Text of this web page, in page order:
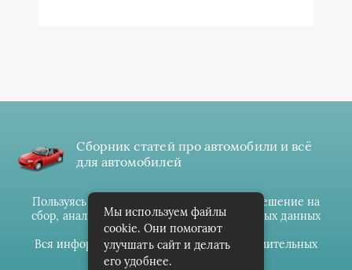
Сборник статей про автомобили и всё
для автомобилей
Пользуясь данным ресурсом вы даёте разрешение на
сбор, анализ и хранение своих персональных данных
согласноПравилам
Вся информация предоставлена в ознакомительных
целях.
Мы используем файлы
cookie. Они помогают
улучшать сайт и делать
его удобнее.